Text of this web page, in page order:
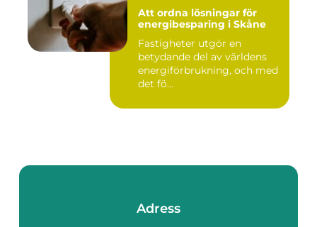
Att ordna lösningar för
energibesparing i Skåne
Fastigheter utgör en
betydande del av världens
energiförbrukning, och med
det fö...
Adress